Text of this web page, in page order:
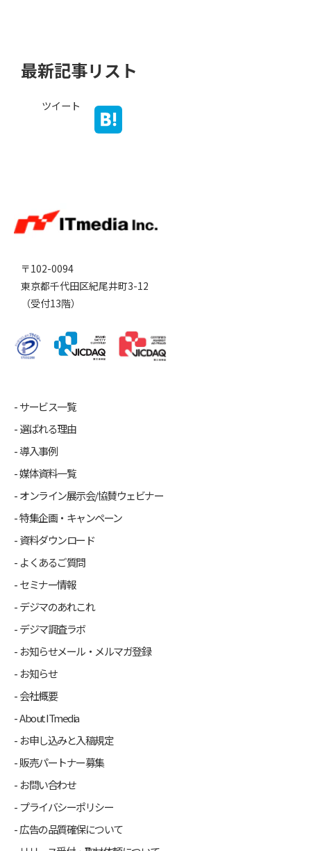
最新記事リスト
ツイート
〒102-0094
東京都千代田区紀尾井町3-12
（受付13階）
サービス一覧
選ばれる理由
導入事例
媒体資料一覧
オンライン展示会/協賛ウェビナー
特集企画・キャンペーン
資料ダウンロード
よくあるご質問
セミナー情報
デジマのあれこれ
デジマ調査ラボ
お知らせメール・メルマガ登録
お知らせ
会社概要
About ITmedia
お申し込みと入稿規定
販売パートナー募集
お問い合わせ
プライバシーポリシー
広告の品質確保について